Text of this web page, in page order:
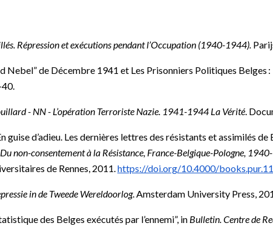
Répression et exécutions pendant l’Occupation (1940-1944).
Nebel” de Décembre 1941 et Les Prisonniers Politiques Belges :
- NN - L’opération Terroriste Nazie. 1941-1944 La Vérité.
guise d’adieu. Les dernières lettres des résistants et assimilés
non-consentement à la Résistance, France-Belgique-Pologne,
de Rennes, 2011.https://doi.org/10.4000/
in de Tweede Wereldoorlog. Amsterdam University Press,
des Belges exécutés par l’ennemi”, in Bulletin. Centre de